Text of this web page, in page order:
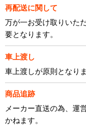
再配送に関して
万が一お受け取りいた
要となります。
車上渡し
車上渡しが原則となり
商品追跡
メーカー直送の為、運
かねます。